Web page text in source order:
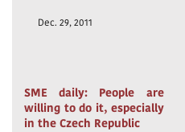
Dec. 29, 2011
SME daily: People are
willing to do it, especially
in the Czech Republic